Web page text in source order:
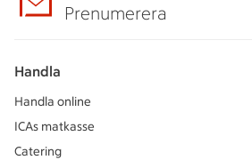
Prenumerera
Handla
Handla online
ICAs matkasse
Catering